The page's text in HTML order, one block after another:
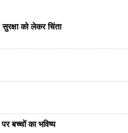
को लेकर चिंता
बच्चों का भविष्य